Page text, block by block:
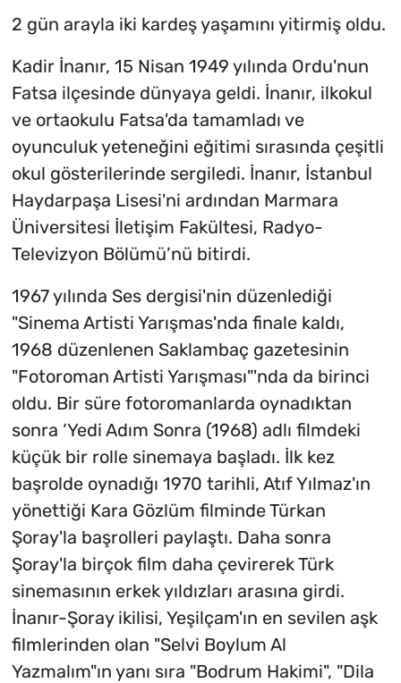
2 gün arayla iki kardeş yaşamını yitirmiş oldu.
Kadir İnanır, 15 Nisan 1949 yılında Ordu'nun
Fatsa ilçesinde dünyaya geldi. İnanır, ilkokul
ve ortaokulu Fatsa'da tamamladı ve
oyunculuk yeteneğini eğitimi sırasında çeşitli
okul gösterilerinde sergiledi. İnanır, İstanbul
Haydarpaşa Lisesi'ni ardından Marmara
Üniversitesi İletişim Fakültesi, Radyo-
Televizyon Bölümü’nü bitirdi.
1967 yılında Ses dergisi'nin düzenlediği
"Sinema Artisti Yarışmas'nda finale kaldı,
1968 düzenlenen Saklambaç gazetesinin
"Fotoroman Artisti Yarışması"'nda da birinci
oldu. Bir süre fotoromanlarda oynadıktan
sonra ‘Yedi Adım Sonra (1968) adlı filmdeki
küçük bir rolle sinemaya başladı. İlk kez
başrolde oynadığı 1970 tarihli, Atıf Yılmaz'ın
yönettiği Kara Gözlüm filminde Türkan
Şoray'la başrolleri paylaştı. Daha sonra
Şoray'la birçok film daha çevirerek Türk
sinemasının erkek yıldızları arasına girdi.
İnanır-Şoray ikilisi, Yeşilçam'ın en sevilen aşk
filmlerinden olan "Selvi Boylum Al
Yazmalım"ın yanı sıra "Bodrum Hakimi", "Dila